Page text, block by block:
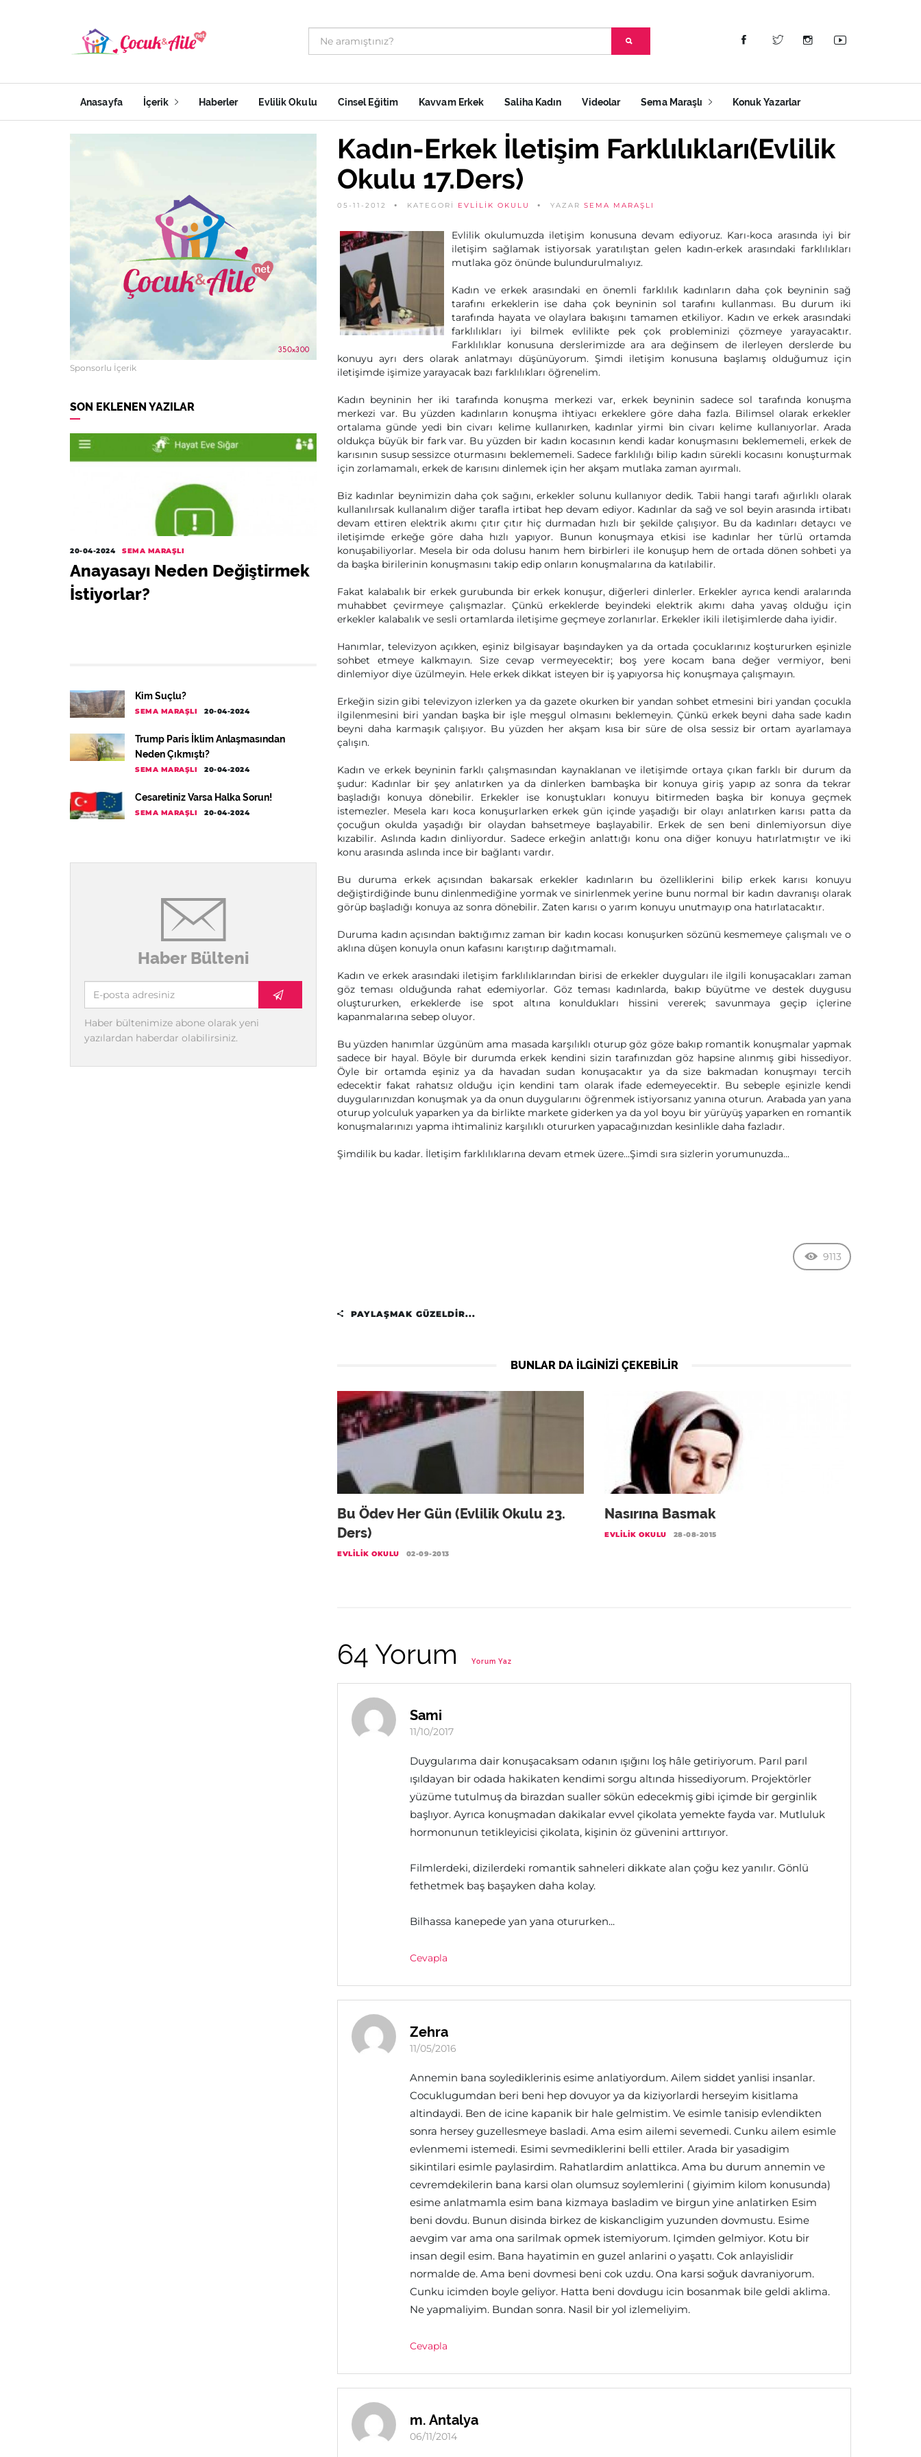
Anasayfa İçerik Haberler Evlilik Okulu Cinsel Eğitim Kavvam Erkek Saliha Kadın Videolar Sema Maraşlı Konuk Yazarlar
Sponsorlu İçerik
SON EKLENEN YAZILAR
20-04-2024 SEMA MARAŞLI
Anayasayı Neden Değiştirmek
İstiyorlar?
Kim Suçlu?
SEMA MARAŞLI 20-04-2024
Trump Paris İklim Anlaşmasından
Neden Çıkmıştı?
SEMA MARAŞLI 20-04-2024
Cesaretiniz Varsa Halka Sorun!
SEMA MARAŞLI 20-04-2024
Haber Bülteni
Haber bültenimize abone olarak yeni
yazılardan haberdar olabilirsiniz.
Kadın-Erkek İletişim Farklılıkları(Evlilik
Okulu 17.Ders)
05-11-2012 KATEGORİ EVLILIK OKULU YAZAR SEMA MARAŞLI
Evlilik okulumuzda iletişim konusuna devam ediyoruz. Karı-koca arasında iyi bir
iletişim sağlamak istiyorsak yaratılıştan gelen kadın-erkek arasındaki farklılıkları
mutlaka göz önünde bulundurulmalıyız.
Kadın ve erkek arasındaki en önemli farklılık kadınların daha çok beyninin sağ
tarafını erkeklerin ise daha çok beyninin sol tarafını kullanması. Bu durum iki
tarafında hayata ve olaylara bakışını tamamen etkiliyor. Kadın ve erkek arasındaki
farklılıkları iyi bilmek evlilikte pek çok probleminizi çözmeye yarayacaktır.
Farklılıklar konusuna derslerimizde ara ara değinsem de ilerleyen derslerde bu
konuyu ayrı ders olarak anlatmayı düşünüyorum. Şimdi iletişim konusuna başlamış olduğumuz için
iletişimde işimize yarayacak bazı farklılıkları öğrenelim.
Kadın beyninin her iki tarafında konuşma merkezi var, erkek beyninin sadece sol tarafında konuşma
merkezi var. Bu yüzden kadınların konuşma ihtiyacı erkeklere göre daha fazla. Bilimsel olarak erkekler
ortalama günde yedi bin civarı kelime kullanırken, kadınlar yirmi bin civarı kelime kullanıyorlar. Arada
oldukça büyük bir fark var. Bu yüzden bir kadın kocasının kendi kadar konuşmasını beklememeli, erkek de
karısının susup sessizce oturmasını beklememeli. Sadece farklılığı bilip kadın sürekli kocasını konuşturmak
için zorlamamalı, erkek de karısını dinlemek için her akşam mutlaka zaman ayırmalı.
Biz kadınlar beynimizin daha çok sağını, erkekler solunu kullanıyor dedik. Tabii hangi tarafı ağırlıklı olarak
kullanılırsak kullanalım diğer tarafla irtibat hep devam ediyor. Kadınlar da sağ ve sol beyin arasında irtibatı
devam ettiren elektrik akımı çıtır çıtır hiç durmadan hızlı bir şekilde çalışıyor. Bu da kadınları detaycı ve
iletişimde erkeğe göre daha hızlı yapıyor. Bunun konuşmaya etkisi ise kadınlar her türlü ortamda
konuşabiliyorlar. Mesela bir oda dolusu hanım hem birbirleri ile konuşup hem de ortada dönen sohbeti ya
da başka birilerinin konuşmasını takip edip onların konuşmalarına da katılabilir.
Fakat kalabalık bir erkek gurubunda bir erkek konuşur, diğerleri dinlerler. Erkekler ayrıca kendi aralarında
muhabbet çevirmeye çalışmazlar. Çünkü erkeklerde beyindeki elektrik akımı daha yavaş olduğu için
erkekler kalabalık ve sesli ortamlarda iletişime geçmeye zorlanırlar. Erkekler ikili iletişimlerde daha iyidir.
Hanımlar, televizyon açıkken, eşiniz bilgisayar başındayken ya da ortada çocuklarınız koştururken eşinizle
sohbet etmeye kalkmayın. Size cevap vermeyecektir; boş yere kocam bana değer vermiyor, beni
dinlemiyor diye üzülmeyin. Hele erkek dikkat isteyen bir iş yapıyorsa hiç konuşmaya çalışmayın.
Erkeğin sizin gibi televizyon izlerken ya da gazete okurken bir yandan sohbet etmesini biri yandan çocukla
ilgilenmesini biri yandan başka bir işle meşgul olmasını beklemeyin. Çünkü erkek beyni daha sade kadın
beyni daha karmaşık çalışıyor. Bu yüzden her akşam kısa bir süre de olsa sessiz bir ortam ayarlamaya
çalışın.
Kadın ve erkek beyninin farklı çalışmasından kaynaklanan ve iletişimde ortaya çıkan farklı bir durum da
şudur: Kadınlar bir şey anlatırken ya da dinlerken bambaşka bir konuya giriş yapıp az sonra da tekrar
başladığı konuya dönebilir. Erkekler ise konuştukları konuyu bitirmeden başka bir konuya geçmek
istemezler. Mesela karı koca konuşurlarken erkek gün içinde yaşadığı bir olayı anlatırken karısı patta da
çocuğun okulda yaşadığı bir olaydan bahsetmeye başlayabilir. Erkek de sen beni dinlemiyorsun diye
kızabilir. Aslında kadın dinliyordur. Sadece erkeğin anlattığı konu ona diğer konuyu hatırlatmıştır ve iki
konu arasında aslında ince bir bağlantı vardır.
Bu duruma erkek açısından bakarsak erkekler kadınların bu özelliklerini bilip erkek karısı konuyu
değiştirdiğinde bunu dinlenmediğine yormak ve sinirlenmek yerine bunu normal bir kadın davranışı olarak
görüp başladığı konuya az sonra dönebilir. Zaten karısı o yarım konuyu unutmayıp ona hatırlatacaktır.
Duruma kadın açısından baktığımız zaman bir kadın kocası konuşurken sözünü kesmemeye çalışmalı ve o
aklına düşen konuyla onun kafasını karıştırıp dağıtmamalı.
Kadın ve erkek arasındaki iletişim farklılıklarından birisi de erkekler duyguları ile ilgili konuşacakları zaman
göz teması olduğunda rahat edemiyorlar. Göz teması kadınlarda, bakıp büyütme ve destek duygusu
oluştururken, erkeklerde ise spot altına konuldukları hissini vererek; savunmaya geçip içlerine
kapanmalarına sebep oluyor.
Bu yüzden hanımlar üzgünüm ama masada karşılıklı oturup göz göze bakıp romantik konuşmalar yapmak
sadece bir hayal. Böyle bir durumda erkek kendini sizin tarafınızdan göz hapsine alınmış gibi hissediyor.
Öyle bir ortamda eşiniz ya da havadan sudan konuşacaktır ya da size bakmadan konuşmayı tercih
edecektir fakat rahatsız olduğu için kendini tam olarak ifade edemeyecektir. Bu sebeple eşinizle kendi
duygularınızdan konuşmak ya da onun duygularını öğrenmek istiyorsanız yanına oturun. Arabada yan yana
oturup yolculuk yaparken ya da birlikte markete giderken ya da yol boyu bir yürüyüş yaparken en romantik
konuşmalarınızı yapma ihtimaliniz karşılıklı otururken yapacağınızdan kesinlikle daha fazladır.
Şimdilik bu kadar. İletişim farklılıklarına devam etmek üzere...Şimdi sıra sizlerin yorumunuzda...
9113
PAYLAŞMAK GÜZELDIR...
BUNLAR DA ILGINIZI ÇEKEBILIR
Bu Ödev Her Gün (Evlilik Okulu 23.
Ders)
EVLILIK OKULU 02-09-2013
Nasırına Basmak
EVLILIK OKULU 28-08-2015
64 Yorum Yorum Yaz
Sami
11/10/2017
Duygularıma dair konuşacaksam odanın ışığını loş hâle getiriyorum. Parıl parıl
ışıldayan bir odada hakikaten kendimi sorgu altında hissediyorum. Projektörler
yüzüme tutulmuş da birazdan sualler sökün edecekmiş gibi içimde bir gerginlik
başlıyor. Ayrıca konuşmadan dakikalar evvel çikolata yemekte fayda var. Mutluluk
hormonunun tetikleyicisi çikolata, kişinin öz güvenini arttırıyor.
Filmlerdeki, dizilerdeki romantik sahneleri dikkate alan çoğu kez yanılır. Gönlü
fethetmek baş başayken daha kolay.
Bilhassa kanepede yan yana otururken...
Cevapla
Zehra
11/05/2016
Annemin bana soylediklerinis esime anlatiyordum. Ailem siddet yanlisi insanlar.
Cocuklugumdan beri beni hep dovuyor ya da kiziyorlardi herseyim kisitlama
altindaydi. Ben de icine kapanik bir hale gelmistim. Ve esimle tanisip evlendikten
sonra hersey guzellesmeye basladi. Ama esim ailemi sevemedi. Cunku ailem esimle
evlenmemi istemedi. Esimi sevmediklerini belli ettiler. Arada bir yasadigim
sikintilari esimle paylasirdim. Rahatlardim anlattikca. Ama bu durum annemin ve
cevremdekilerin bana karsi olan olumsuz soylemlerini ( giyimim kilom konusunda)
esime anlatmamla esim bana kizmaya basladim ve birgun yine anlatirken Esim
beni dovdu. Bunun disinda birkez de kiskancligim yuzunden dovmustu. Esime
aevgim var ama ona sarilmak opmek istemiyorum. Içimden gelmiyor. Kotu bir
insan degil esim. Bana hayatimin en guzel anlarini o yaşattı. Cok anlayislidir
normalde de. Ama beni dovmesi beni cok uzdu. Ona karsi soğuk davraniyorum.
Cunku icimden boyle geliyor. Hatta beni dovdugu icin bosanmak bile geldi aklima.
Ne yapmaliyim. Bundan sonra. Nasil bir yol izlemeliyim.
Cevapla
m. Antalya
06/11/2014